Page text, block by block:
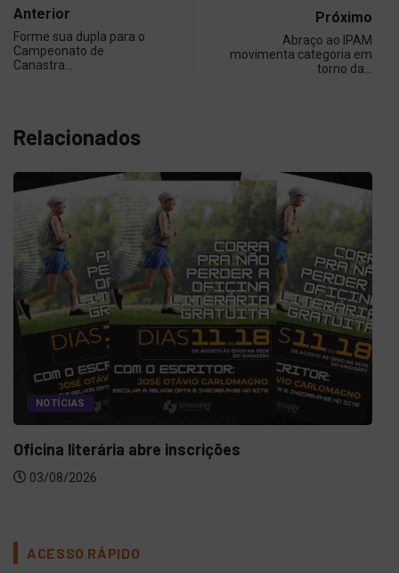
Anterior
Forme sua dupla para o
Campeonato de
Canastra…
Próximo
Abraço ao IPAM
movimenta categoria em
torno da…
Relacionados
NOTÍCIAS
Oficina literária abre inscrições
03/08/2026
ACESSO RÁPIDO